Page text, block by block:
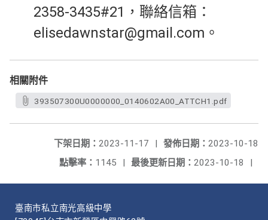
2358-3435#21，聯絡信箱：
elisedawnstar@gmail.com。
相關附件
393507300U0000000_0140602A00_ATTCH1.pdf
發佈日期： 2023-10-18
下架日期： 2023-11-17
|
最後更新日期： 2023-10-18 |
點擊率： 1145 |
臺南市私立南光高級中學